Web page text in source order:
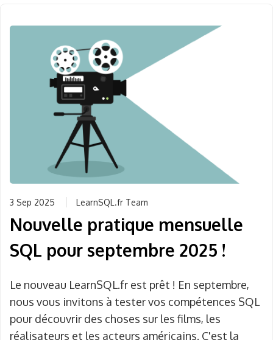
3 Sep 2025 LearnSQL.fr Team
Nouvelle pratique mensuelle
SQL pour septembre 2025 !
Le nouveau LearnSQL.fr est prêt ! En septembre,
nous vous invitons à tester vos compétences SQL
pour découvrir des choses sur les films, les
réalisateurs et les acteurs américains. C'est la